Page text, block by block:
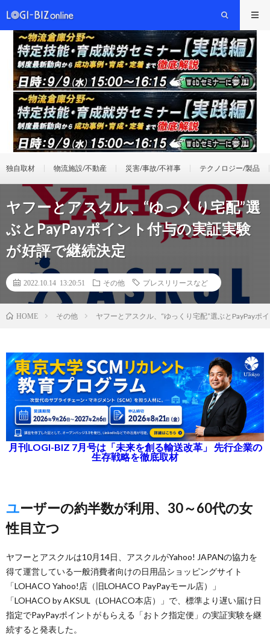
独自取材 物流施設/不動産 災害/事故/不祥事 テクノロジー/製品
ヤフーとアスクル、“ゆっくり宅配”選
ぶとPayPayポイント付与の実証実験
が好評で継続決定
2022.10.14 13:20:51 その他 プレスリリースなど
HOME その他 ヤフーとアスクル、“ゆっくり宅配”選ぶとPayPayポ
月刊LOGI-BIZ 7月号は「未来を創る輸送改革」 先行企業の
生存戦略を徹底取材
ユーザーの約半数が利用、30～60代の女
性目立つ
ヤフーとアスクルは10月14日、アスクルがYahoo! JAPANの協力を
得て運営している一般消費者向けの日用品ショッピングサイト
「LOHACO Yahoo!店（旧LOHACO PayPayモール店）」
「LOHACO by AKSUL（LOHACO本店）」で、標準より遅い届け日
指定でPayPayポイントがもらえる「おトク指定便」の実証実験を継
続すると発表した。